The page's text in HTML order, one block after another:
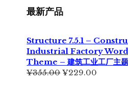
最新产品
Structure 7.5.1 –
Industrial Factory
Theme – 建筑工业工厂主题
¥355.00原
¥229.00